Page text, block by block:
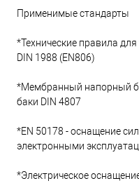
Применимые стандарты
*Технические правила
DIN 1988 (EN806)
*Мембранный напорный
баки DIN 4807
*EN 50178 - оснащение
электронными
*Электрическое